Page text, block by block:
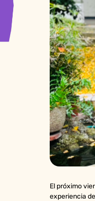
El próximo
experiencia